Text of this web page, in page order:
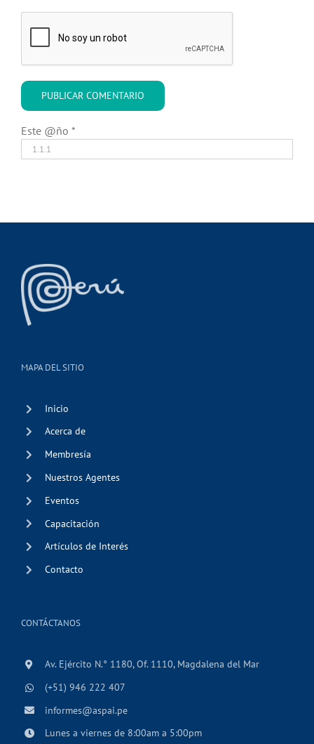
Este @ño *
MAPA DEL SITIO
Inicio
Acerca de
Membresía
Nuestros Agentes
Eventos
Capacitación
Artículos de Interés
Contacto
CONTÁCTANOS
Av. Ejército N.° 1180, Of. 1110, Magdalena del Mar
(+51) 946 222 407
informes@aspai.pe
Lunes a viernes de 8:00am a 5:00pm